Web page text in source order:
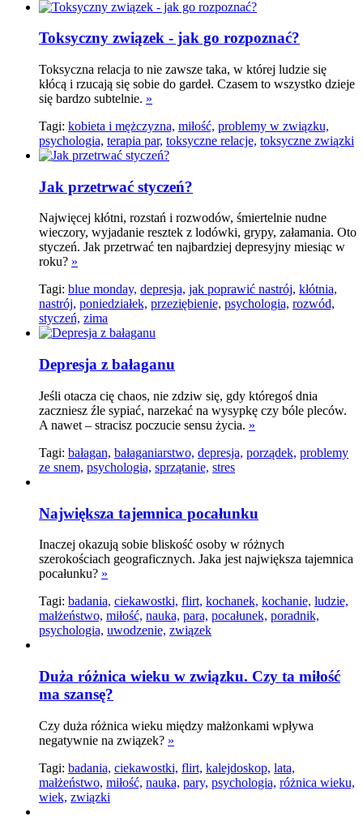
Toksyczny związek - jak go rozpoznać?
Toksyczna relacja to nie zawsze taka, w której ludzie się
kłócą i rzucają się sobie do gardeł. Czasem to wszystko dzieje
się bardzo subtelnie. »
Tagi: kobieta i mężczyzna, miłość, problemy w związku,
psychologia, terapia par, toksyczne relacje, toksyczne związki
Jak przetrwać styczeń?
Najwięcej kłótni, rozstań i rozwodów, śmiertelnie nudne
wieczory, wyjadanie resztek z lodówki, grypy, załamania. Oto
styczeń. Jak przetrwać ten najbardziej depresyjny miesiąc w
roku? »
Tagi: blue monday, depresja, jak poprawić nastrój, kłótnia,
nastrój, poniedziałek, przeziębienie, psychologia, rozwód,
styczeń, zima
Depresja z bałaganu
Jeśli otacza cię chaos, nie zdziw się, gdy któregoś dnia
zaczniesz źle sypiać, narzekać na wysypkę czy bóle pleców.
A nawet – stracisz poczucie sensu życia. »
Tagi: bałagan, bałaganiarstwo, depresja, porządek, problemy
ze snem, psychologia, sprzątanie, stres
Największa tajemnica pocałunku
Inaczej okazują sobie bliskość osoby w różnych
szerokościach geograficznych. Jaka jest największa tajemnica
pocałunku? »
Tagi: badania, ciekawostki, flirt, kochanek, kochanie, ludzie,
małżeństwo, miłość, nauka, para, pocałunek, poradnik,
psychologia, uwodzenie, związek
Duża różnica wieku w związku. Czy ta miłość
ma szansę?
Czy duża różnica wieku między małżonkami wpływa
negatywnie na związek? »
Tagi: badania, ciekawostki, flirt, kalejdoskop, lata,
małżeństwo, miłość, nauka, pary, psychologia, różnica wieku,
wiek, związki